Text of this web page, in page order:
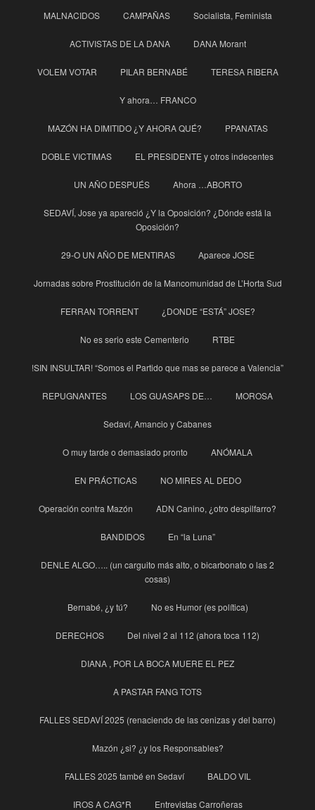
MALNACIDOS CAMPAÑAS Socialista, Feminista
ACTIVISTAS DE LA DANA DANA Morant
VOLEM VOTAR PILAR BERNABÉ TERESA RIBERA
Y ahora… FRANCO
MAZÓN HA DIMITIDO ¿Y AHORA QUÉ? PPANATAS
DOBLE VICTIMAS EL PRESIDENTE y otros indecentes
UN AÑO DESPUÉS Ahora …ABORTO
SEDAVÍ, Jose ya apareció ¿Y la Oposición? ¿Dónde está la
Oposición?
29-O UN AÑO DE MENTIRAS Aparece JOSE
Jornadas sobre Prostitución de la Mancomunidad de L’Horta Sud
FERRAN TORRENT ¿DONDE “ESTÁ” JOSE?
No es serio este Cementerio RTBE
!SIN INSULTAR! “Somos el Partido que mas se parece a Valencia”
REPUGNANTES LOS GUASAPS DE… MOROSA
Sedaví, Amancio y Cabanes
O muy tarde o demasiado pronto ANÓMALA
EN PRÁCTICAS NO MIRES AL DEDO
Operación contra Mazón ADN Canino, ¿otro despilfarro?
BANDIDOS En “la Luna”
DENLE ALGO….. (un carguito más alto, o bicarbonato o las 2
cosas)
Bernabé, ¿y tú? No es Humor (es política)
DERECHOS Del nivel 2 al 112 (ahora toca 112)
DIANA , POR LA BOCA MUERE EL PEZ
A PASTAR FANG TOTS
FALLES SEDAVÍ 2025 (renaciendo de las cenizas y del barro)
Mazón ¿si? ¿y los Responsables?
FALLES 2025 també en Sedaví BALDO VIL
IROS A CAG*R Entrevistas Carroñeras